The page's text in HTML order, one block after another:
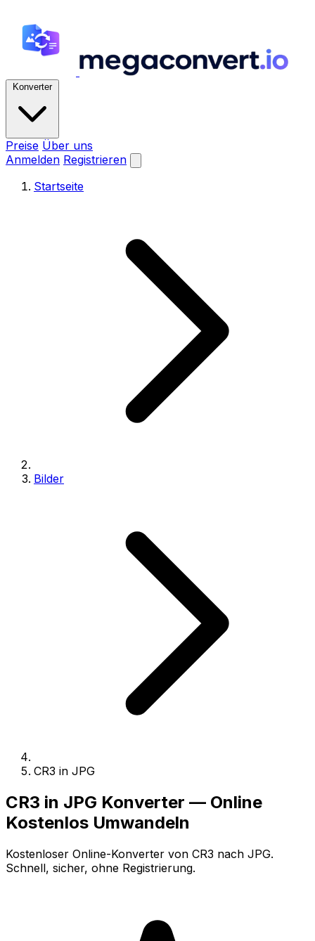
Konverter
Preise Über uns
Anmelden Registrieren
Startseite
Bilder
CR3 in JPG
CR3 in JPG Konverter — Online
Kostenlos Umwandeln
Kostenloser Online-Konverter von CR3 nach JPG.
Schnell, sicher, ohne Registrierung.